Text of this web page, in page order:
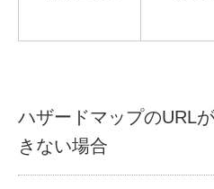
ハザードマップのURL
きない場合